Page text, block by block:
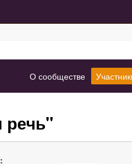
О сообществе(вкладка)
речь"